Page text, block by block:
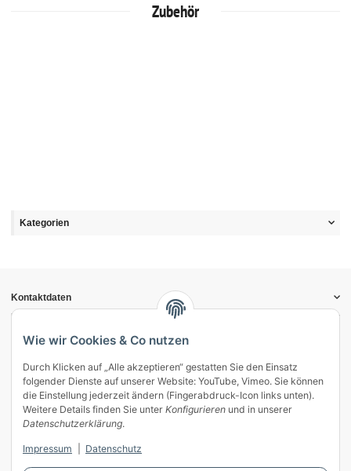
Wie wir Cookies & Co nutzen
Durch Klicken auf „Alle akzeptieren“ gestatten Sie den Einsatz
folgender Dienste auf unserer Website: YouTube, Vimeo. Sie können
die Einstellung jederzeit ändern (Fingerabdruck-Icon links unten).
Weitere Details finden Sie unter Konfigurieren und in unserer
Datenschutzerklärung.
Impressum Datenschutz
Zubehör
Kategorien
Kontaktdaten
Informationen
Gesetzliche Informationen
Vertrag widerrufen
Zahlung & Versand
Mein Kundenkonto
Streitschlichtung
Unsere Herstellermarken